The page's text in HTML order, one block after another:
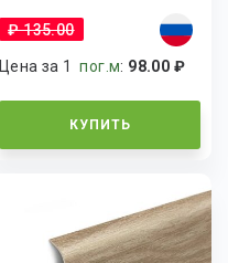
₽ 135.00
Цена за 1пог.м: 98.00 ₽
КУПИТЬ